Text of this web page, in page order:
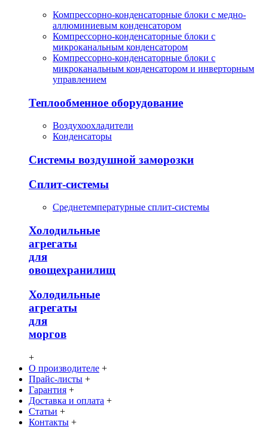
Компрессорно-конденсаторные блоки с медно-
аллюминиевым конденсатором
Компрессорно-конденсаторные блоки с
микроканальным конденсатором
Компрессорно-конденсаторные блоки с
микроканальным конденсатором и инверторным
управлением
Теплообменное оборудование
Воздухоохладители
Конденсаторы
Системы воздушной заморозки
Сплит-системы
Среднетемпературные сплит-системы
Холодильные
агрегаты
для
овощехранилищ
Холодильные
агрегаты
для
моргов
+
О производителе +
Прайс-листы +
Гарантия +
Доставка и оплата +
Статьи +
Контакты +